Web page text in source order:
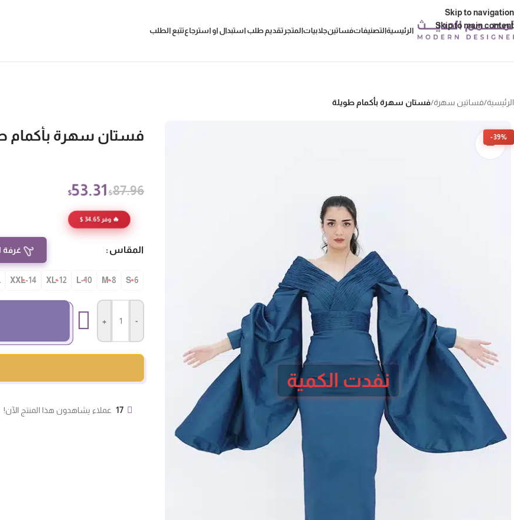
Skip to navigation
Skip to main content
الرئيسيةالتصنيفاتفساتينجلابياتالمتجر تقديم طلب استبدال او استرجاعتتبع الطلب
الرئيسية/فساتين سهرة/فستان سهرة بأكمام طويلة
نفدت الكمية
-39% فستان سهرة بأكمام
$87.96
$53.31
🔥 وفر 34.65 $
المقاس غرفة
S-6
8-M
10-L
12-XL
14-XXL
-
+
17 عملاء يشاهدون هذا المنتج الآن!